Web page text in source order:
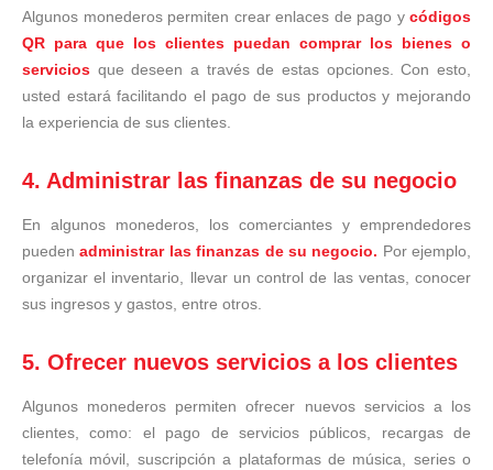
Algunos monederos permiten crear enlaces de pago y códigos
QR para que los clientes puedan comprar los bienes o
servicios que deseen a través de estas opciones. Con esto,
usted estará facilitando el pago de sus productos y mejorando
la experiencia de sus clientes.
4. Administrar las finanzas de su negocio
En algunos monederos, los comerciantes y emprendedores
pueden administrar las finanzas de su negocio. Por ejemplo,
organizar el inventario, llevar un control de las ventas, conocer
sus ingresos y gastos, entre otros.
5. Ofrecer nuevos servicios a los clientes
Algunos monederos permiten ofrecer nuevos servicios a los
clientes, como: el pago de servicios públicos, recargas de
telefonía móvil, suscripción a plataformas de música, series o